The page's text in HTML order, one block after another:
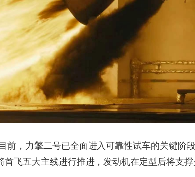
目前，力擎二号已全面进入可靠性试车的关键阶
飞五大主线进行推进，发动机在定型后将支撑